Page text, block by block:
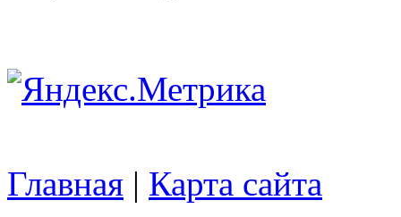
Главная | Карта сайта